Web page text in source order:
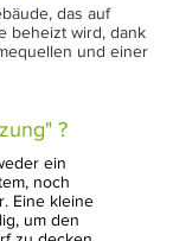
das auf
beheizt wird, dank
und einer
?
ein
noch
Eine kleine
um den